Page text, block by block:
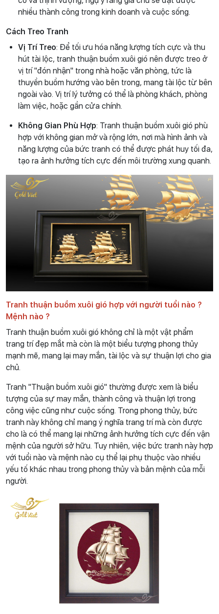
nhiều thành công trong kinh doanh và cuộc sống.
Cách Treo Tranh
Vị Trí Treo: Để tối ưu hóa năng lượng tích cực và thu
hút tài lộc, tranh thuận buồm xuôi gió nên được treo ở
vị trí "đón nhận" trong nhà hoặc văn phòng, tức là
thuyền buồm hướng vào bên trong, mang tài lộc từ bên
ngoài vào. Vị trí lý tưởng có thể là phòng khách, phòng
làm việc, hoặc gần cửa chính.
Không Gian Phù Hợp: Tranh thuận buồm xuôi gió phù
hợp với không gian mở và rộng lớn, nơi mà hình ảnh và
năng lượng của bức tranh có thể được phát huy tối đa,
tạo ra ảnh hưởng tích cực đến môi trường xung quanh.
Tranh thuận buồm xuôi gió hợp với người tuổi nào ?
Mệnh nào ?
Tranh thuận buồm xuôi gió không chỉ là một vật phẩm
trang trí đẹp mắt mà còn là một biểu tượng phong thủy
mạnh mẽ, mang lại may mắn, tài lộc và sự thuận lợi cho gia
chủ.
Tranh "Thuận buồm xuôi gió" thường được xem là biểu
tượng của sự may mắn, thành công và thuận lợi trong
công việc cũng như cuộc sống. Trong phong thủy, bức
tranh này không chỉ mang ý nghĩa trang trí mà còn được
cho là có thể mang lại những ảnh hưởng tích cực đến vận
mệnh của người sở hữu. Tuy nhiên, việc bức tranh này hợp
với tuổi nào và mệnh nào cụ thể lại phụ thuộc vào nhiều
yếu tố khác nhau trong phong thủy và bản mệnh của mỗi
người.